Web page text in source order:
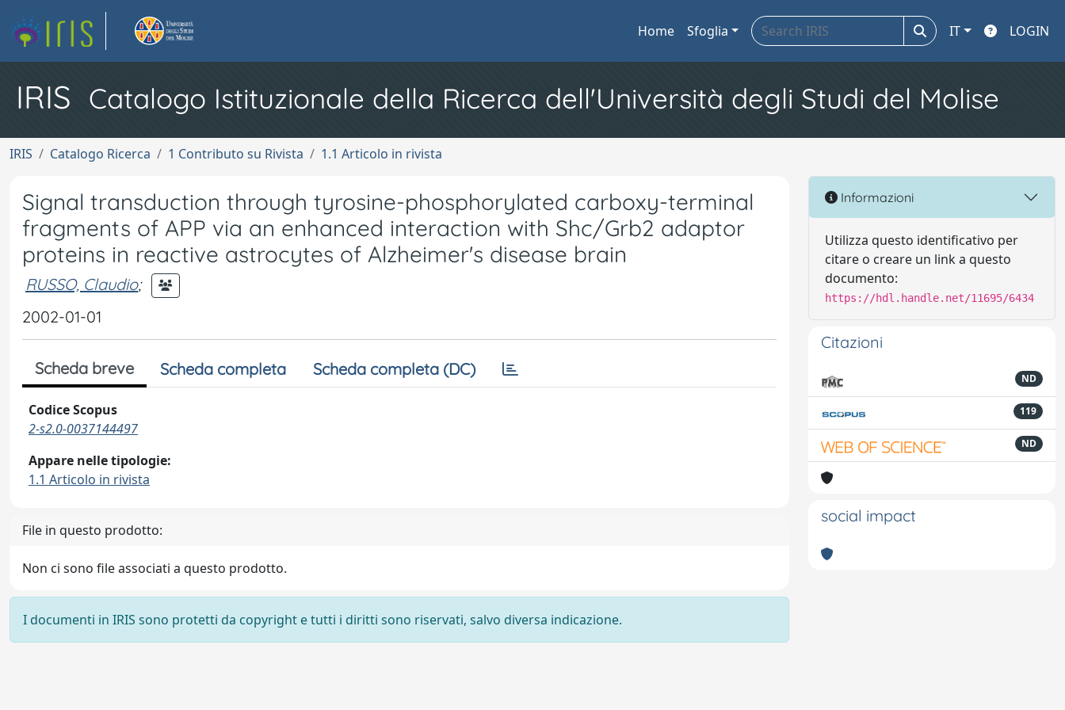
Home Sfoglia IT LOGIN
IRIS Catalogo Istituzionale della Ricerca dell'Università degli Studi del Molise
IRIS Catalogo Ricerca 1 Contributo su Rivista 1.1 Articolo in rivista
Signal transduction through tyrosine-phosphorylated carboxy-terminal
fragments of APP via an enhanced interaction with Shc/Grb2 adaptor
proteins in reactive astrocytes of Alzheimer's disease brain
RUSSO, Claudio;
2002-01-01
Scheda breve Scheda completa Scheda completa (DC)
Codice Scopus
2-s2.0-0037144497
Appare nelle tipologie:
1.1 Articolo in rivista
File in questo prodotto:
Non ci sono file associati a questo prodotto.
I documenti in IRIS sono protetti da copyright e tutti i diritti sono riservati, salvo diversa indicazione.
Informazioni
Utilizza questo identificativo per
citare o creare un link a questo
documento:
https://hdl.handle.net/11695/6434
Citazioni
ND
119
ND
social impact